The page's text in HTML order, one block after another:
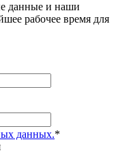
данные и наши
рабочее время для
данных.*